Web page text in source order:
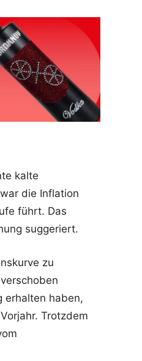
kalte
die Inflation
führt. Das
suggeriert.
zu
erhalten haben,
Trotzdem